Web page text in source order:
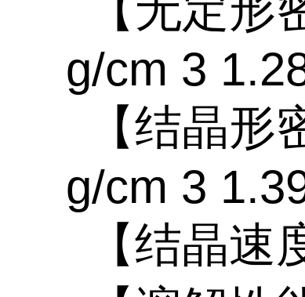
g/cm 3
【结晶形
g/cm 3
【结晶速